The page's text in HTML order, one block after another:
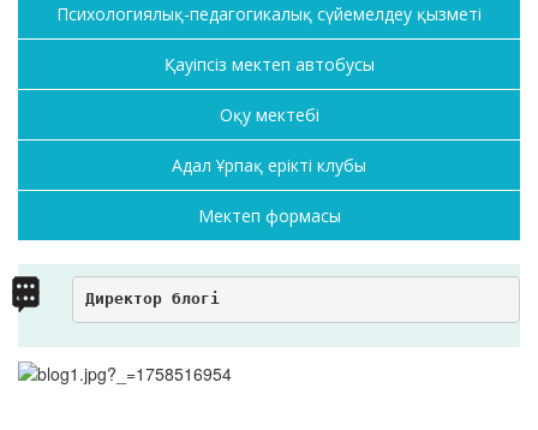
Психологиялық-педагогикалық сүйемелдеу қызметі
Қауіпсіз мектеп автобусы
Оқу мектебі
Адал Ұрпақ ерікті клубы
Мектеп формасы
Директор блогі